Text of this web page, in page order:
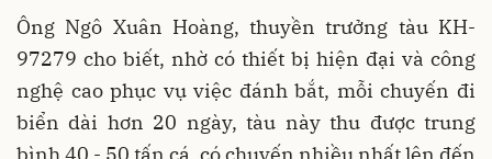
Ông Ngô Xuân Hoàng, thuyền trưởng tàu KH-
97279 cho biết, nhờ có thiết bị hiện đại và công
nghệ cao phục vụ việc đánh bắt, mỗi chuyến đi
biển dài hơn 20 ngày, tàu này thu được trung